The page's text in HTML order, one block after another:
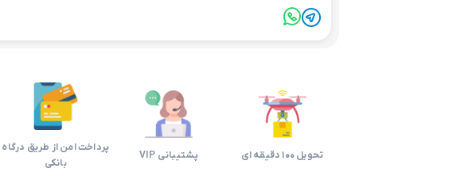
تحویل 100 دقیقه ای پشتیبانی VIP
پرداخت امن از طریق درگاه
بانکی